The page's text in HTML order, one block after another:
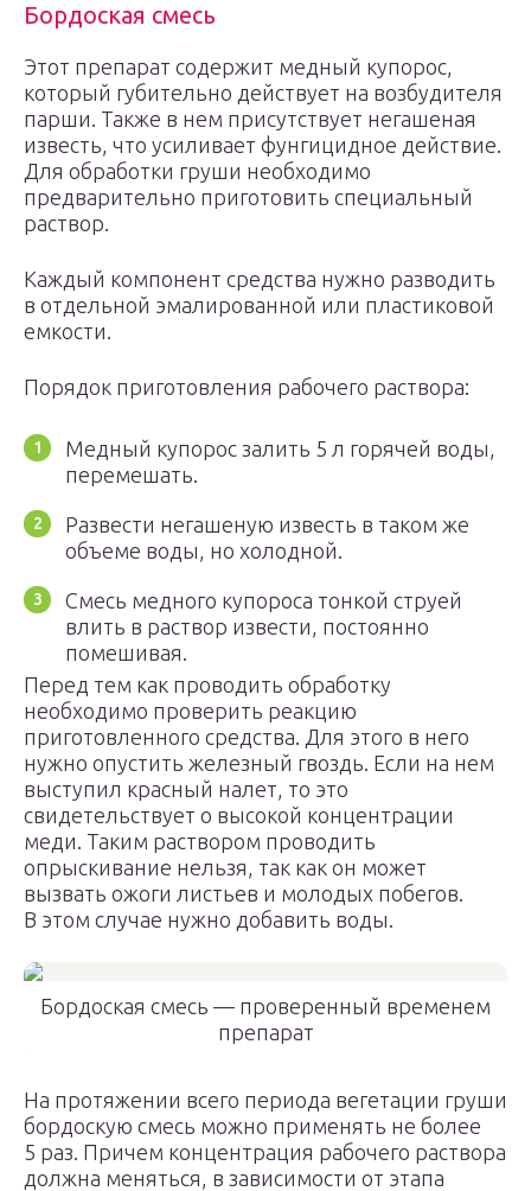
Бордоская смесь
Этот препарат содержит медный купорос,
который губительно действует на возбудителя
парши. Также в нем присутствует негашеная
известь, что усиливает фунгицидное действие.
Для обработки груши необходимо
предварительно приготовить специальный
раствор.
Каждый компонент средства нужно разводить
в отдельной эмалированной или пластиковой
емкости.
Порядок приготовления рабочего раствора:
Медный купорос залить 5 л горячей воды,
перемешать.
Развести негашеную известь в таком же
объеме воды, но холодной.
Смесь медного купороса тонкой струей
влить в раствор извести, постоянно
помешивая.
Перед тем как проводить обработку
необходимо проверить реакцию
приготовленного средства. Для этого в него
нужно опустить железный гвоздь. Если на нем
выступил красный налет, то это
свидетельствует о высокой концентрации
меди. Таким раствором проводить
опрыскивание нельзя, так как он может
вызвать ожоги листьев и молодых побегов.
В этом случае нужно добавить воды.
Бордоская смесь — проверенный временем
препарат
На протяжении всего периода вегетации груши
бордоскую смесь можно применять не более
5 раз. Причем концентрация рабочего раствора
должна меняться, в зависимости от этапа